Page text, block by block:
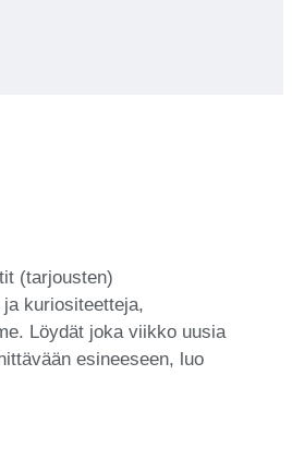
(tarjousten)
kuriositeetteja,
Löydät joka viikko uusia
esineeseen, luo